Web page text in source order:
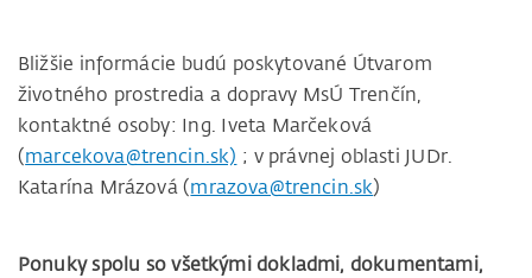
Bližšie informácie budú poskytované Útvarom
životného prostredia a dopravy MsÚ Trenčín,
kontaktné osoby: Ing. Iveta Marčeková
(marcekova@trencin.sk) ; v právnej oblasti JUDr.
Katarína Mrázová (mrazova@trencin.sk)
Ponuky spolu so všetkými dokladmi, dokumentami,